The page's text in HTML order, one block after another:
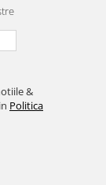
&
Politica